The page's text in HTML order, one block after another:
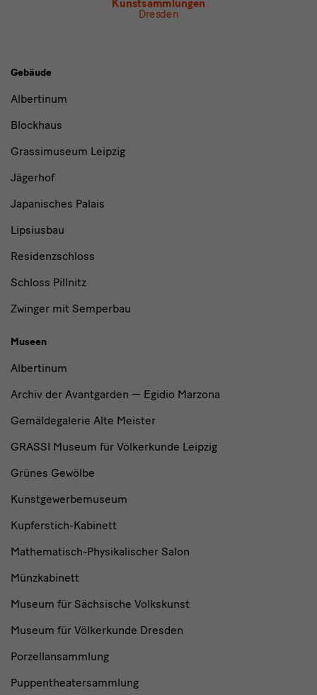
Kunstsammlungen
Dresden
Gebäude,
Museen
Gebäude
Albertinum
Blockhaus
Grassimuseum Leipzig
Jägerhof
Japanisches Palais
Lipsiusbau
Residenzschloss
Schloss Pillnitz
Zwinger mit Semperbau
Museen
Albertinum
Archiv der Avantgarden — Egidio Marzona
Gemäldegalerie Alte Meister
GRASSI Museum für Völkerkunde Leipzig
Grünes Gewölbe
Kunstgewerbemuseum
Kupferstich-Kabinett
Mathematisch-Physikalischer Salon
Münzkabinett
Museum für Sächsische Volkskunst
Museum für Völkerkunde Dresden
Porzellansammlung
Puppentheatersammlung